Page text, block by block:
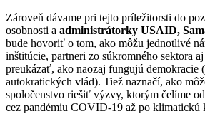
Zároveň dávame pri tejto príležitorsti do
osobnosti a administrátorky USAID,
bude hovoriť o tom, ako môžu jednotlivé
inštitúcie, partneri zo súkromného sektora
preukázať, ako naozaj fungujú demokracie
autokratických vlád). Tiež naznačí, ako
spoločenstvo riešiť výzvy, ktorým čelíme
cez pandémiu COVID-19 až po klimatickú